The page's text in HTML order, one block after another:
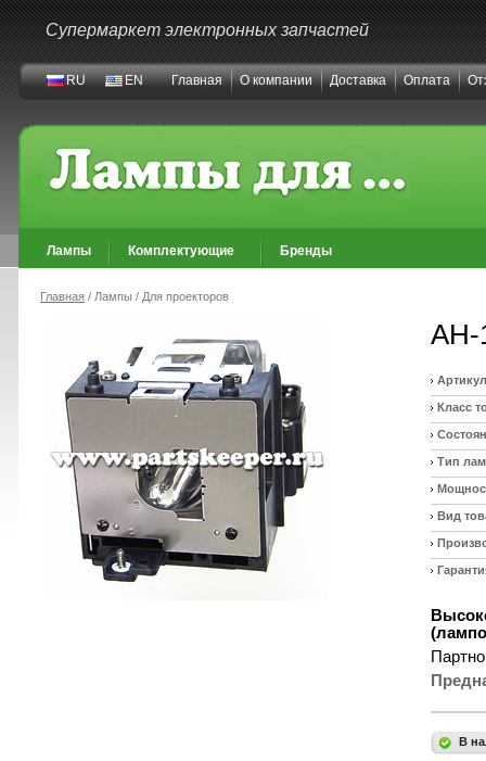
Супермаркет электронных запчастей
RU EN Главная О компании Доставка Оплата
Лампы Комплектующие Бренды
Главная / Лампы / Для проекторов
AH-
Класс
Тип
Вид
В